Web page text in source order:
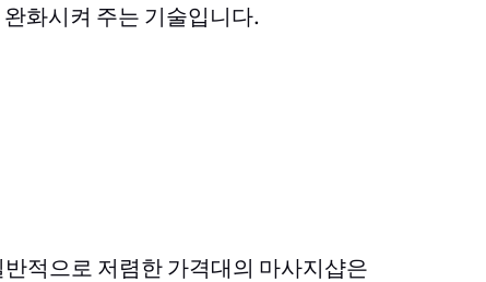
화시켜 주는 기술입니다.
적으로 저렴한 가격대의 마사지샵은